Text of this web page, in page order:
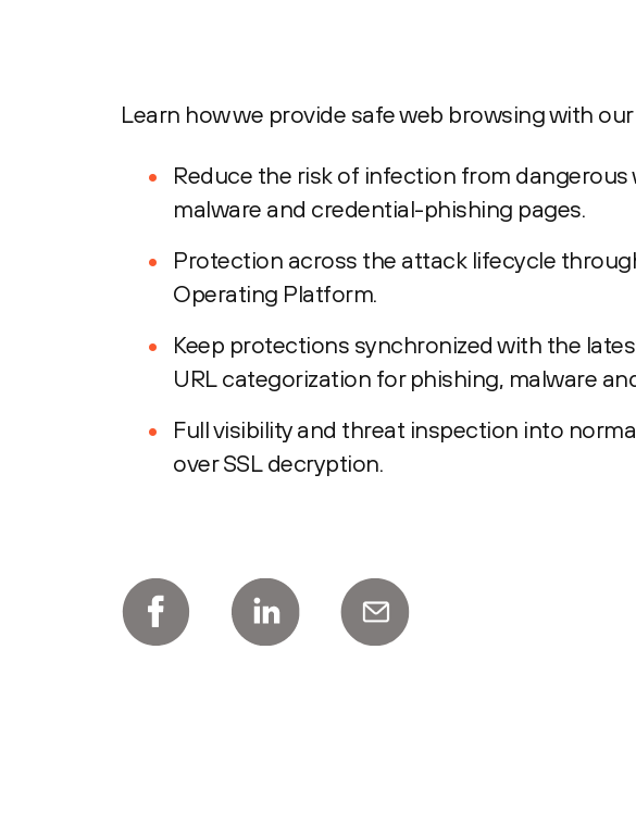
Learn how we provide safe web browsing with
Reduce the risk of infection from
malware and credential-phishing pages.
Protection across the attack lifecycle
Operating Platform.
Keep protections synchronized with the
URL categorization for phishing, malware
Full visibility and threat inspection into
over SSL decryption.